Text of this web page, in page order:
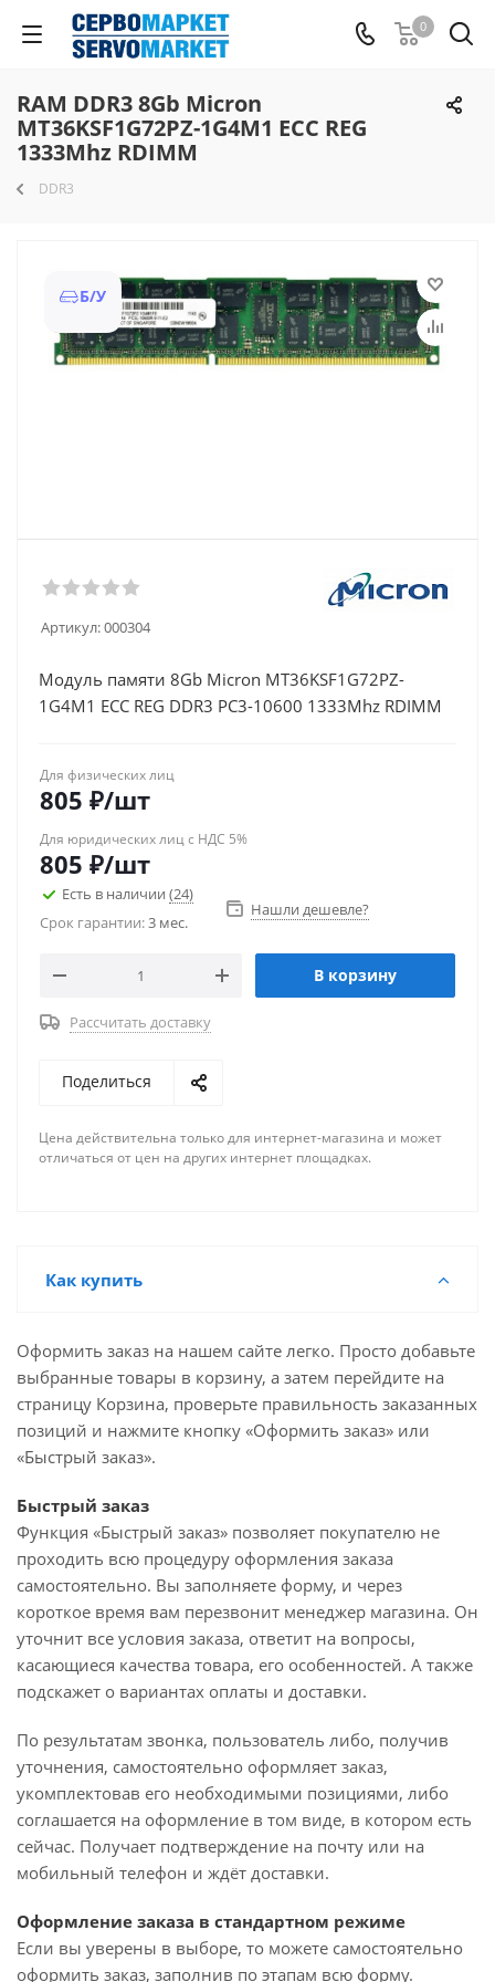
0
RAM DDR3 8Gb Micron
MT36KSF1G72PZ-1G4M1 ECC REG
1333Mhz RDIMM
DDR3
Б/У
Артикул:000304
Модуль памяти 8Gb Micron MT36KSF1G72PZ-
1G4M1 ECC REG DDR3 PC3-10600 1333Mhz RDIMM
Для физических лиц
805 ₽/шт
Для юридических лиц с НДС 5%
805 ₽/шт
Есть в наличии (24)
Срок гарантии:3 мес.
Нашли дешевле?
В корзину
Рассчитать доставку
Поделиться
Цена действительна только для интернет-магазина и может
отличаться от цен на других интернет площадках.
Как купить
Оформить заказ на нашем сайте легко. Просто добавьте
выбранные товары в корзину, а затем перейдите на
страницу Корзина, проверьте правильность заказанных
позиций и нажмите кнопку «Оформить заказ» или
«Быстрый заказ».
Быстрый заказ
Функция «Быстрый заказ» позволяет покупателю не
проходить всю процедуру оформления заказа
самостоятельно. Вы заполняете форму, и через
короткое время вам перезвонит менеджер магазина. Он
уточнит все условия заказа, ответит на вопросы,
касающиеся качества товара, его особенностей. А также
подскажет о вариантах оплаты и доставки.
По результатам звонка, пользователь либо, получив
уточнения, самостоятельно оформляет заказ,
укомплектовав его необходимыми позициями, либо
соглашается на оформление в том виде, в котором есть
сейчас. Получает подтверждение на почту или на
мобильный телефон и ждёт доставки.
Оформление заказа в стандартном режиме
Если вы уверены в выборе, то можете самостоятельно
оформить заказ, заполнив по этапам всю форму.